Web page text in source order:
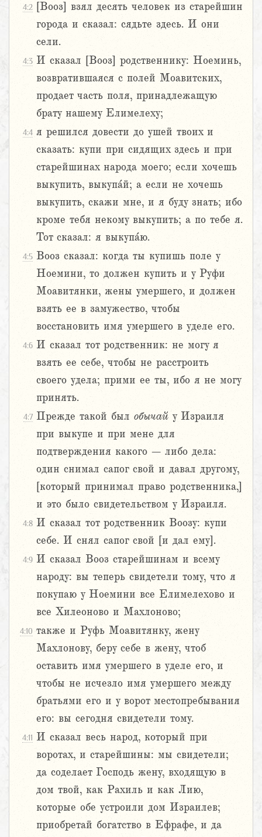
4:2
[Вооз] взял десять человек из старейшин
города и сказал: сядьте здесь. И они
сели.
4:3 И сказал [Вооз] родственнику: Ноеминь,
возвратившаяся с полей Моавитских,
продает часть поля, принадлежащую
брату нашему Елимелеху;
4:4 я решился довести до ушей твоих и
сказать: купи при сидящих здесь и при
старейшинах народа моего; если хочешь
выкупить, выкупа́й; а если не хочешь
выкупить, скажи мне, и я буду знать; ибо
кроме тебя некому выкупить; а по тебе я.
Тот сказал: я выкупа́ю.
4:5 Вооз сказал: когда ты купишь поле у
Ноемини, то должен купить и у Руфи
Моавитянки, жены умершего, и должен
взять ее в замужество, чтобы
восстановить имя умершего в уделе его.
4:6 И сказал тот родственник: не могу я
взять ее себе, чтобы не расстроить
своего удела; прими ее ты, ибо я не могу
принять.
4:7 Прежде такой был обычай у Израиля
при выкупе и при мене для
подтверждения какого – либо дела:
один снимал сапог свой и давал другому,
[который принимал право родственника,]
и это было свидетельством у Израиля.
4:8 И сказал тот родственник Воозу: купи
себе. И снял сапог свой [и дал ему].
4:9 И сказал Вооз старейшинам и всему
народу: вы теперь свидетели тому, что я
покупаю у Ноемини все Елимелехово и
все Хилеоново и Махлоново;
4:10 также и Руфь Моавитянку, жену
Махлонову, беру себе в жену, чтоб
оставить имя умершего в уделе его, и
чтобы не исчезло имя умершего между
братьями его и у ворот местопребывания
его: вы сегодня свидетели тому.
4:11 И сказал весь народ, который при
воротах, и старейшины: мы свидетели;
да соделает Господь жену, входящую в
дом твой, как Рахиль и как Лию,
которые обе устроили дом Израилев;
приобретай богатство в Ефрафе, и да